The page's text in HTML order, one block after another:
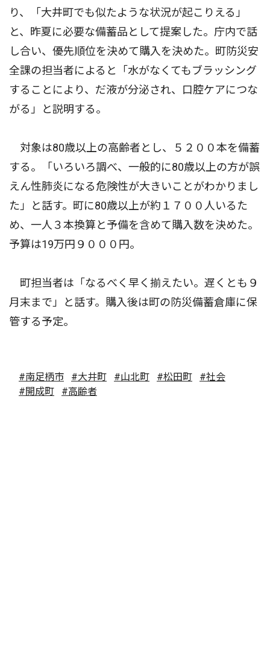
り、「大井町でも似たような状況が起こりえる」
と、昨夏に必要な備蓄品として提案した。庁内で話
し合い、優先順位を決めて購入を決めた。町防災安
全課の担当者によると「水がなくてもブラッシング
することにより、だ液が分泌され、口腔ケアにつな
がる」と説明する。
対象は80歳以上の高齢者とし、５２００本を備蓄
する。「いろいろ調べ、一般的に80歳以上の方が誤
えん性肺炎になる危険性が大きいことがわかりまし
た」と話す。町に80歳以上が約１７００人いるた
め、一人３本換算と予備を含めて購入数を決めた。
予算は19万円９０００円。
町担当者は「なるべく早く揃えたい。遅くとも９
月末まで」と話す。購入後は町の防災備蓄倉庫に保
管する予定。
#南足柄市 #大井町 #山北町 #松田町
#社会
#開成町
#高齢者